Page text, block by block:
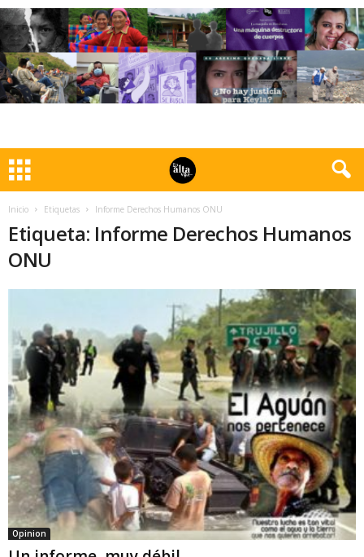
Inicio Etiquetas Informe Derechos Humanos ONU
Etiqueta: Informe Derechos Humanos
ONU
Opinion